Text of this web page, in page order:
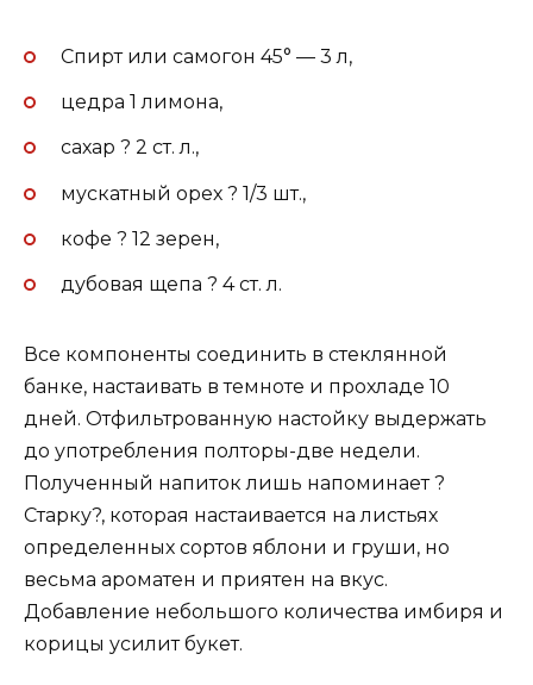
Спирт или самогон 45° — 3 л,
цедра 1 лимона,
сахар ? 2 ст. л.,
мускатный орех ? 1/3 шт.,
кофе ? 12 зерен,
дубовая щепа ? 4 ст. л.
Все компоненты соединить в стеклянной
банке, настаивать в темноте и прохладе 10
дней. Отфильтрованную настойку выдержать
до употребления полторы-две недели.
Полученный напиток лишь напоминает ?
Старку?, которая настаивается на листьях
определенных сортов яблони и груши, но
весьма ароматен и приятен на вкус.
Добавление небольшого количества имбиря и
корицы усилит букет.